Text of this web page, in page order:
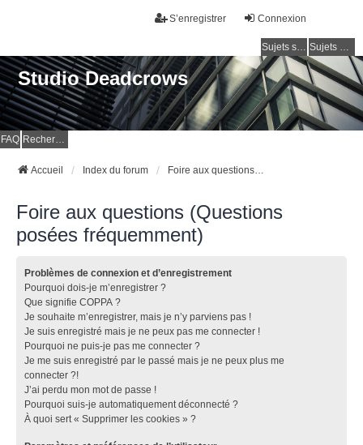
Connexion
S’enregistrer
Sujets sans réponse Sujets actifs
Studio Deadcrows
FAQ Rechercher
Accueil Index du forum Foire aux questions (Questions posées fréquemment)
Foire aux questions (Questions
posées fréquemment)
Problèmes de connexion et d’enregistrement
Pourquoi dois-je m’enregistrer ?
Que signifie COPPA ?
Je souhaite m’enregistrer, mais je n’y parviens pas !
Je suis enregistré mais je ne peux pas me connecter !
Pourquoi ne puis-je pas me connecter ?
Je me suis enregistré par le passé mais je ne peux plus me
connecter ?!
J’ai perdu mon mot de passe !
Pourquoi suis-je automatiquement déconnecté ?
À quoi sert « Supprimer les cookies » ?